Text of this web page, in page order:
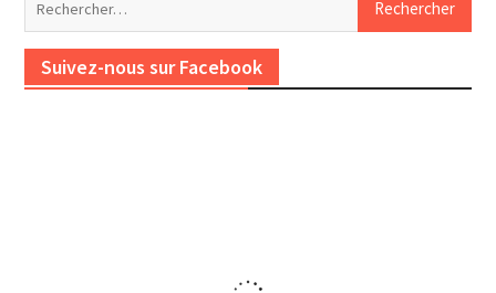
Suivez-nous sur Facebook